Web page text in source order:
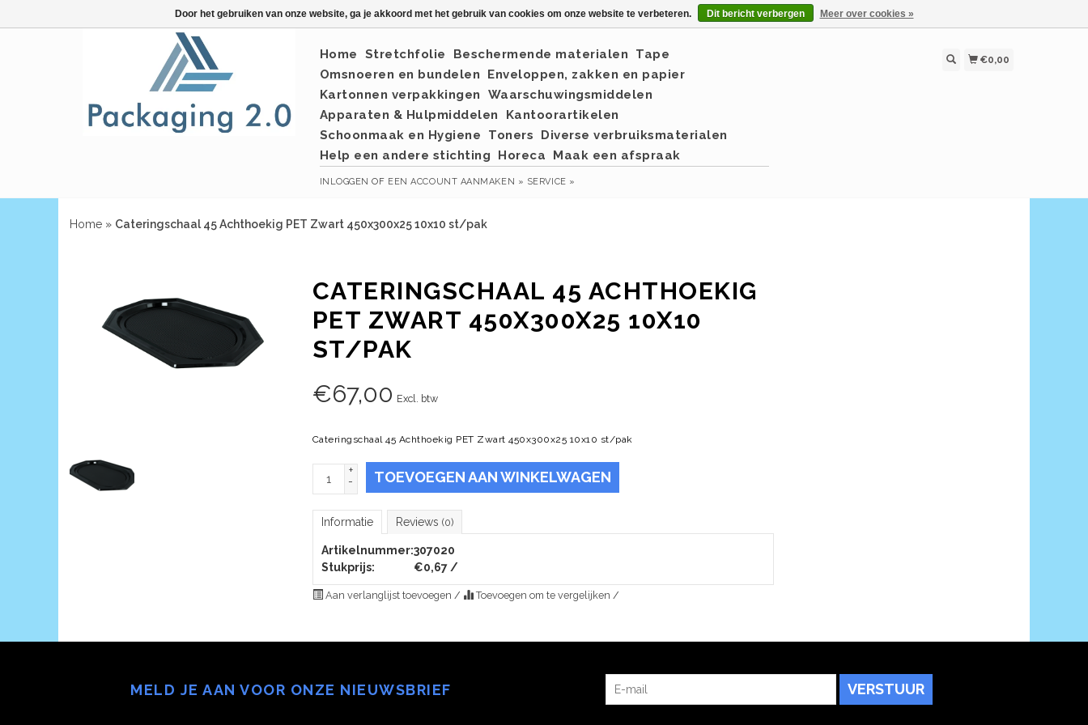
Home Stretchfolie Beschermende materialen
Tape
Omsnoeren en bundelen
Enveloppen, zakken en papier
Kartonnen verpakkingen
Waarschuwingsmiddelen
Apparaten & Hulpmiddelen
Kantoorartikelen
Schoonmaak en Hygiene
Toners
Diverse verbruiksmaterialen
Help een andere stichting
Horeca Maak een afspraak
INLOGGEN OF EEN ACCOUNT AANMAKEN » SERVICE »
€0,00
Home » Cateringschaal 45 Achthoekig PET Zwart 450x300x25 10x10 st/pak
CATERINGSCHAAL 45 ACHTHOEKIG
PET ZWART 450X300X25 10X10
ST/PAK
€67,00 Excl. btw
Cateringschaal 45 Achthoekig PET Zwart 450x300x25 10x10 st/pak
+
-
TOEVOEGEN AAN WINKELWAGEN
Informatie Reviews (0)
Artikelnummer:307020
Stukprijs:
€0,67 /
Aan verlanglijst toevoegen / Toevoegen om te vergelijken /
MELD JE AAN VOOR ONZE NIEUWSBRIEF VERSTUUR
Door het gebruiken van onze website, ga je akkoord met het gebruik van cookies om onze website te verbeteren. Dit bericht verbergen Meer over cookies »